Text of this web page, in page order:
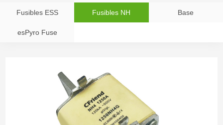
Fusibles ESS Fusibles NH Base
esPyro Fuse